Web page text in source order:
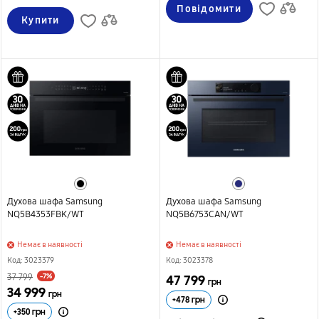
Купити
Повідомити
Духова шафа Samsung
NQ5B4353FBK/WT
Немає в наявності
Код: 3023379
37 799 -7%
34 999 грн
+350 грн
Духова шафа Samsung
NQ5B6753CAN/WT
Немає в наявності
Код: 3023378
47 799 грн
+478грн